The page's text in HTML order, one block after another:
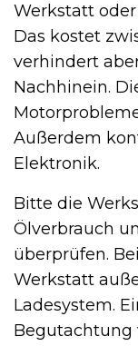
Werkstatt
Das kostet
verhindert
Nachhinein.
Außerdem
Elektronik.
Bitte die
Ölverbrauch
überprüfen.
Werkstatt
Ladesystem.
Begutachtung